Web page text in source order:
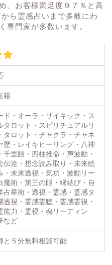
、お客様満足度９７％と高
ら霊感占いまで多岐にわ
専門家が多数います。
籍
ド・オーラ・サイキック・ス
タロット・スピリチュアルリ
タロット・チャクラ・チャネ
歴・レイキヒーリング・八神
千里眼・四柱推命・声波動・
伝達・想念読み取り・未来絵
・未来透視・気功・波動リー
魔術・第三の眼・縁結び・自
占星術・透視・霊感・霊感タ
透視・霊感霊聴・霊感霊視・
能力・霊視・魂リーディン
など
と５分無料相談可能